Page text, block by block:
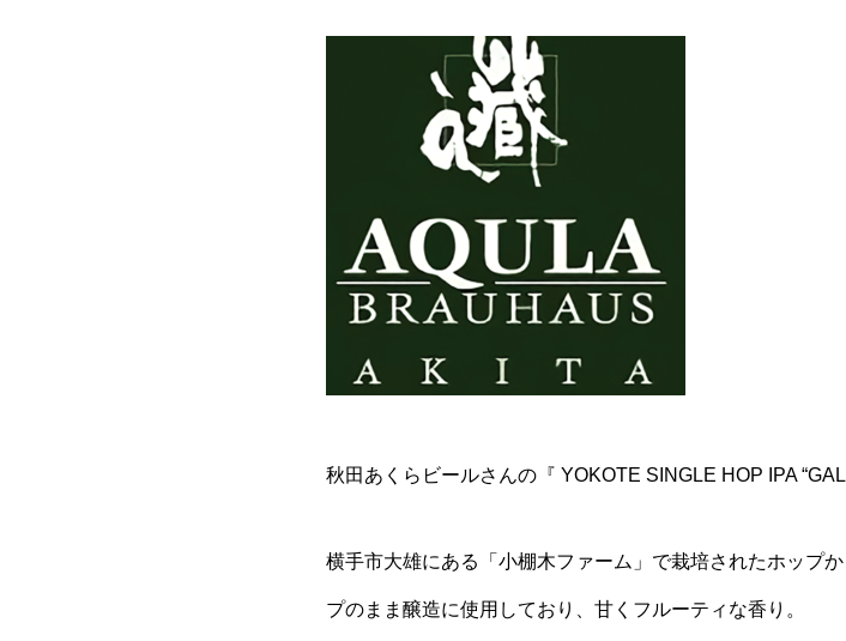
秋田あくらビールさんの『 YOKOTE SINGLE HOP IPA
横手市大雄にある「小棚木ファーム」で栽培されたホップ
プのまま醸造に使用しており、甘くフルーティな香り。